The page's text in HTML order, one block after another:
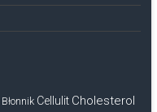
Błonnik Cellulit Cholesterol